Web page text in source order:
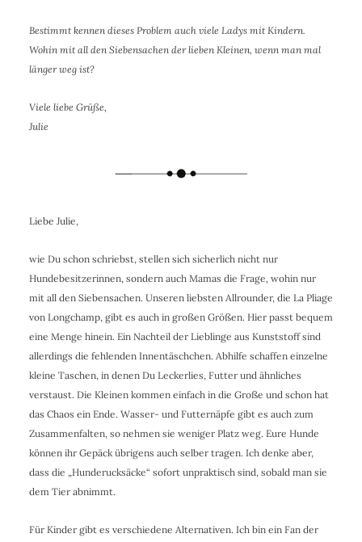
Bestimmt kennen dieses Problem auch viele Ladys mit Kindern.
Wohin mit all den Siebensachen der lieben Kleinen, wenn man mal
länger weg ist?
Viele liebe Grüße,
Julie
Liebe Julie,
wie Du schon schriebst, stellen sich sicherlich nicht nur
Hundebesitzerinnen, sondern auch Mamas die Frage, wohin nur
mit all den Siebensachen. Unseren liebsten Allrounder, die La Pliage
von Longchamp, gibt es auch in großen Größen. Hier passt bequem
eine Menge hinein. Ein Nachteil der Lieblinge aus Kunststoff sind
allerdings die fehlenden Innentäschchen. Abhilfe schaffen einzelne
kleine Taschen, in denen Du Leckerlies, Futter und ähnliches
verstaust. Die Kleinen kommen einfach in die Große und schon hat
das Chaos ein Ende. Wasser- und Futternäpfe gibt es auch zum
Zusammenfalten, so nehmen sie weniger Platz weg. Eure Hunde
können ihr Gepäck übrigens auch selber tragen. Ich denke aber,
dass die „Hunderucksäcke“ sofort unpraktisch sind, sobald man sie
dem Tier abnimmt.
Für Kinder gibt es verschiedene Alternativen. Ich bin ein Fan der